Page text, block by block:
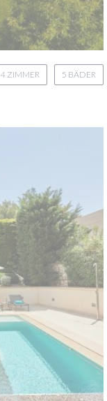
5 BÄDER
4 ZIMMER